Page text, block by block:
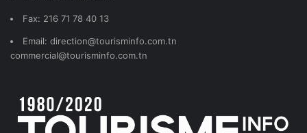
Fax: 216 71 78 40 13
Email: direction@tourisminfo.com.tn
commercial@tourisminfo.com.tn